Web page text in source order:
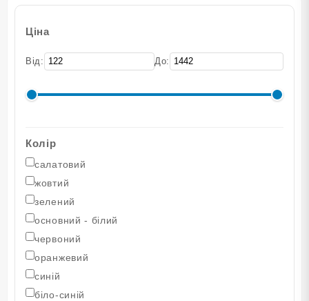
Ціна
Від: До:
Колір
салатовий
жовтий
зелений
основний - білий
червоний
оранжевий
синій
біло-синій